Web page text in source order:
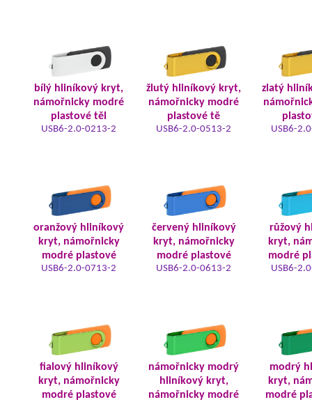
bílý hliníkový kryt,
námořnicky modré
plastové těl
USB6-2.0-0213-2
žlutý hliníkový kryt,
námořnicky modré
plastové tě
USB6-2.0-0513-2
zlatý
USB6-
oranžový hliníkový
kryt, námořnicky
modré plastové
USB6-2.0-0713-2
červený hliníkový
kryt, námořnicky
modré plastové
USB6-2.0-0613-2
růžový
kryt,
modré
USB6-
fialový hliníkový
kryt, námořnicky
modré plastové
námořnicky modrý
hliníkový kryt,
námořnicky modré
modrý
kryt,
modré